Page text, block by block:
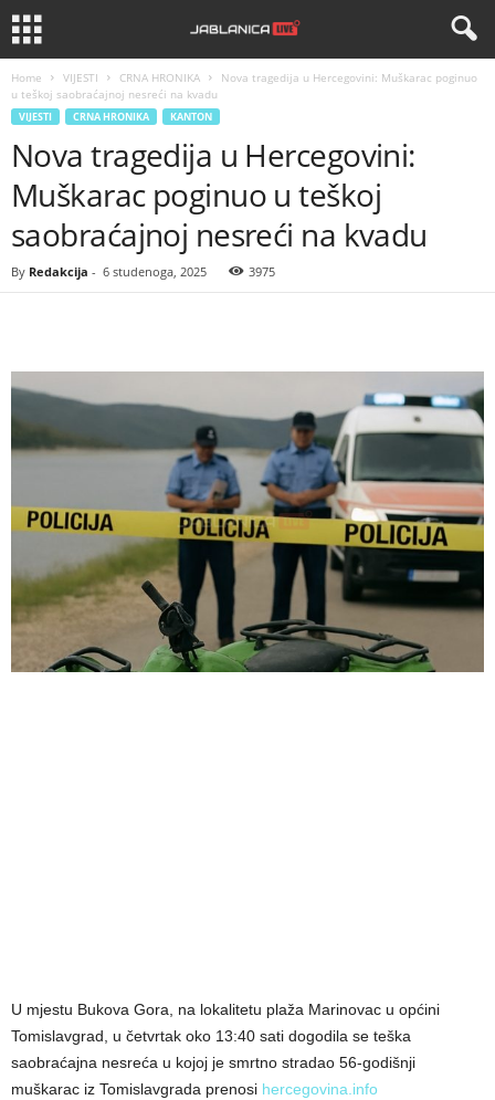
Home VIJESTI CRNA HRONIKA
Nova tragedija u Hercegovini: Muškarac poginuo
u teškoj saobraćajnoj nesreći na kvadu
VIJESTI CRNA HRONIKA KANTON
Nova tragedija u Hercegovini:
Muškarac poginuo u teškoj
saobraćajnoj nesreći na kvadu
By Redakcija - 6 studenoga, 2025 3975
U mjestu Bukova Gora, na lokalitetu plaža Marinovac u općini
Tomislavgrad, u četvrtak oko 13:40 sati dogodila se teška
saobraćajna nesreća u kojoj je smrtno stradao 56-godišnji
muškarac iz Tomislavgrada prenosi hercegovina.info